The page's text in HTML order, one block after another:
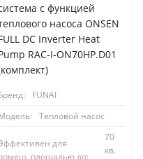
с функцией
насоса ONSEN
DC Inverter Heat
RAC-I-ON70HP.D01
FUNAI
Тепловой насос
для
70
кв.